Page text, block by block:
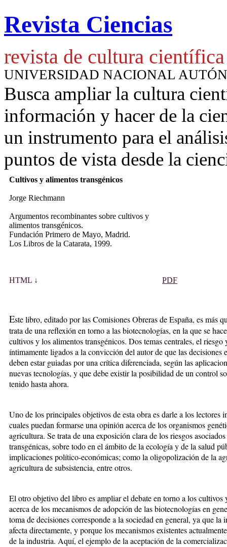
Revista Ciencias
revista de cultura científica
UNIVERSIDAD NACIONAL
Busca ampliar la cultura
información y hacer de la
un instrumento para el
puntos de vista desde la
Cultivos y alimentos transgénicos
Jorge Riechmann
Argumentos recombinantes sobre cultivos y
alimentos transgénicos.
Fundación Primero de Mayo, Madrid.
Los Libros de la Catarata, 1999.
HTML ↓ PDF
Este libro, editado por las Comisiones Obreras de España, es más
trata de una reflexión en torno a las biotecnologías, en la que se
cultivos y los alimentos transgénicos. Dos temas centrales, el
íntimamente ligados a la convicción del autor de que las decisiones
deben estar guiadas por una crítica diferenciada, según las
nuevas tecnologías, y que debe existir la posibilidad de un control
tenido hasta ahora.
Uno de los principales objetivos de esta obra es darle a los lectores
cuales puedan formarse una opinión acerca de los organismos
agricultura. Se trata de una exposición clara de los riesgos
transgénicas, sobre todo en el ámbito de la ecología y de la salud
implicaciones político-económicas; como la oligopolización de la
agricultura de subsistencia, entre otros.
El otro objetivo del libro es ampliar el debate en torno a los
acerca de los mecanismos de adopción de las biotecnologías en
toma de decisiones corresponde a la sociedad en general, ya que
afecta directamente, y porque los mecanismos existentes
de la industria. Aquí, el ejemplo de la aceptación de la